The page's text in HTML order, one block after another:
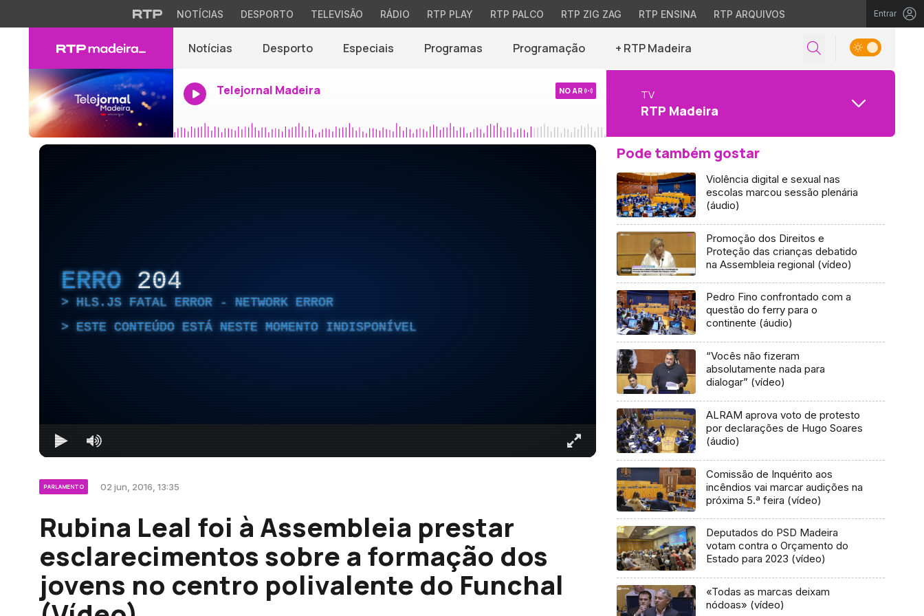
NOTÍCIAS DESPORTO TELEVISÃO RÁDIO RTP PLAY RTP PALCO RTP ZIG ZAG RTP ENSINA RTP ARQUIVOS Entrar
Notícias Desporto Especiais Programas Programação + RTP Madeira
Telejornal Madeira NO AR TV
RTP Madeira
ERRO 204
HLS.JS FATAL ERROR - NETWORK ERROR
ESTE CONTEÚDO ESTÁ NESTE MOMENTO INDISPONÍVEL
PARLAMENTO 02 jun, 2016, 13:35
Rubina Leal foi à Assembleia prestar
esclarecimentos sobre a formação dos
jovens no centro polivalente do Funchal
Pode também gostar
Violência digital e sexual nas
escolas marcou sessão plenária
(áudio)
Promoção dos Direitos e
Proteção das crianças debatido
na Assembleia regional (vídeo)
Pedro Fino confrontado com a
questão do ferry para o
continente (áudio)
“Vocês não fizeram
absolutamente nada para
dialogar” (vídeo)
ALRAM aprova voto de protesto
por declarações de Hugo Soares
(áudio)
Comissão de Inquérito aos
incêndios vai marcar audições na
próxima 5.ª feira (vídeo)
Deputados do PSD Madeira
votam contra o Orçamento do
Estado para 2023 (vídeo)
«Todas as marcas deixam
nódoas» (vídeo)